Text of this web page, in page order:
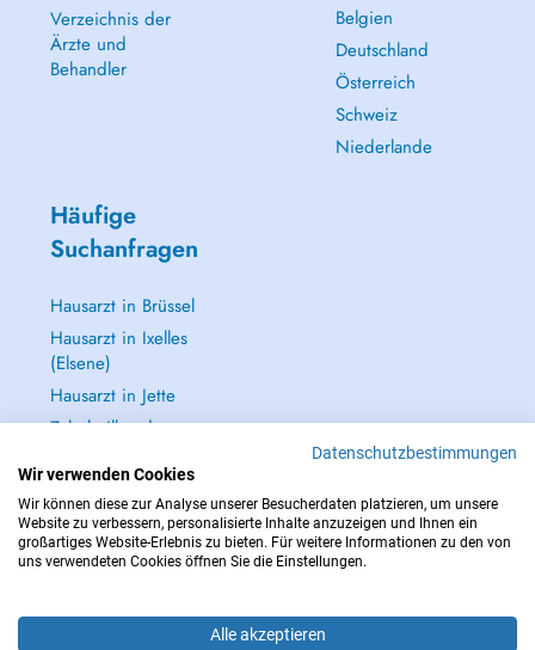
Verzeichnis der
Ärzte und
Behandler
Belgien
Deutschland
Österreich
Schweiz
Niederlande
Häufige
Suchanfragen
Hausarzt in Brüssel
Hausarzt in Ixelles
(Elsene)
Hausarzt in Jette
Zahnheilkunde
Brüssel
Alle anzeigen →
IM NOTFALL WENDEN SIE SICH AN : 112
Datenschutzbestimmungen
Wir verwenden Cookies
Wir können diese zur Analyse unserer Besucherdaten platzieren, um unsere
Website zu verbessern, personalisierte Inhalte anzuzeigen und Ihnen ein
großartiges Website-Erlebnis zu bieten. Für weitere Informationen zu den von
uns verwendeten Cookies öffnen Sie die Einstellungen.
Alle akzeptieren